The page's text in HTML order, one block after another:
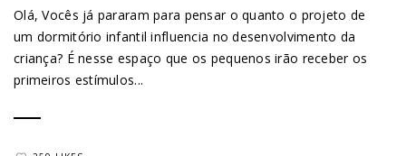
Olá, Vocês já pararam para pensar o quanto o projeto de
um dormitório infantil influencia no desenvolvimento da
criança? É nesse espaço que os pequenos irão receber os
primeiros estímulos...